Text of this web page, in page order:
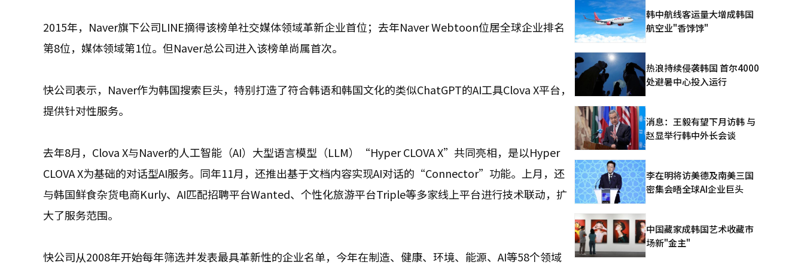
2015年，Naver旗下公司LINE摘得该榜单社交媒体领域革新企业首位；去年Naver Webtoon位居全球企业排名
第8位，媒体领域第1位。但Naver总公司进入该榜单尚属首次。
快公司表示，Naver作为韩国搜索巨头，特别打造了符合韩语和韩国文化的类似ChatGPT的AI工具Clova X平台，
提供针对性服务。
去年8月，Clova X与Naver的人工智能（AI）大型语言模型（LLM）“Hyper CLOVA X”共同亮相，是以Hyper
CLOVA X为基础的对话型AI服务。同年11月，还推出基于文档内容实现AI对话的“Connector”功能。上月，还
与韩国鲜食杂货电商Kurly、AI匹配招聘平台Wanted、个性化旅游平台Triple等多家线上平台进行技术联动，扩
大了服务范围。
快公司从2008年开始每年筛选并发表最具革新性的企业名单，今年在制造、健康、环境、能源、AI等58个领域
韩中航线客运量大增成韩国
航空业"香饽饽"
热浪持续侵袭韩国 首尔4000
处避暑中心投入运行
消息：王毅有望下月访韩 与
赵显举行韩中外长会谈
李在明将访美德及南美三国
密集会晤全球AI企业巨头
中国藏家成韩国艺术收藏市
场新"金主"